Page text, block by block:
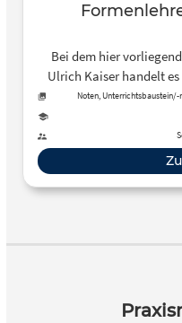
Bei dem hier
Ulrich Kaiser handelt es
Resource (OER)
Unterrichtsheft
allgemeinbildenden
Material
Noten, Unterrichtsbaustein/-